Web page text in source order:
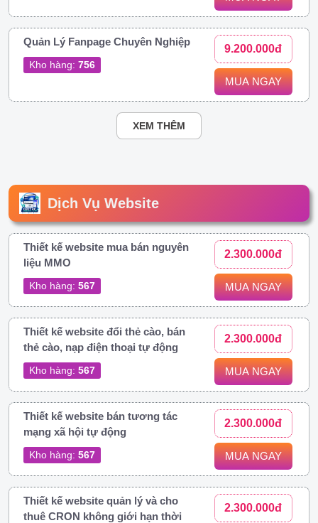
Quản Lý Fanpage Chuyên Nghiệp
Kho hàng: 756
9.200.000đ
MUA NGAY
XEM THÊM
Dịch Vụ Website
Thiết kế website mua bán nguyên
liệu MMO
Kho hàng: 567
2.300.000đ
MUA NGAY
Thiết kế website đổi thẻ cào, bán
thẻ cào, nạp điện thoại tự động
Kho hàng: 567
2.300.000đ
MUA NGAY
Thiết kế website bán tương tác
mạng xã hội tự động
Kho hàng: 567
2.300.000đ
MUA NGAY
Thiết kế website quản lý và cho
thuê CRON không giới hạn thời
2.300.000đ